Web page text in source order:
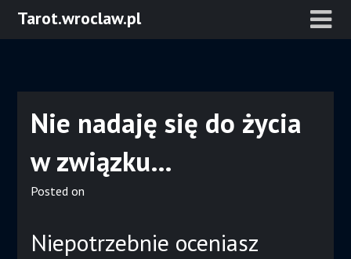
SkipTarot.wroclaw.pl
Nie nadaję się do życia
w związku…
Posted on
Niepotrzebnie oceniasz